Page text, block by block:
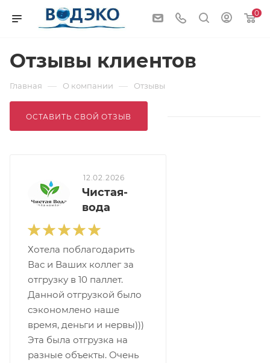
0
Отзывы клиентов
Главная — О компании — Отзывы
ОСТАВИТЬ СВОЙ ОТЗЫВ
12.02.2026
Чистая-
вода
Хотела поблагодарить
Вас и Ваших коллег за
отгрузку в 10 паллет.
Данной отгрузкой было
сэкономлено наше
время, деньги и нервы)))
Эта была отгрузка на
разные объекты. Очень